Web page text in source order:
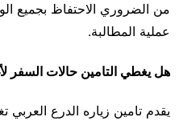
من الضروري الاحتفاظ بجميع
عملية المطالبة.
هل يغطي التامين حالات السفر
يقدم تامين زياره الدرع العربي